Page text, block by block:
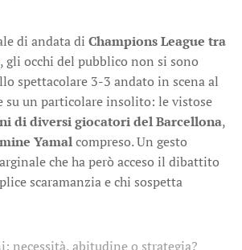
di andata di Champions League tra
, gli occhi del pubblico non si sono
spettacolare 3-3 andato in scena al
su un particolare insolito: le vistose
di diversi giocatori del Barcellona,
Yamalcompreso. Un gesto
che ha però acceso il dibattito
scaramanzia e chi sospetta
necessità, abitudine o strategia?